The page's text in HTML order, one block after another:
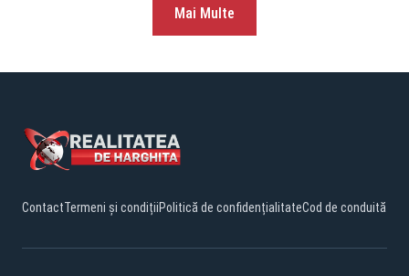
Mai Multe
ContactTermeni și condițiiPolitică de confidențialitateCod de conduită